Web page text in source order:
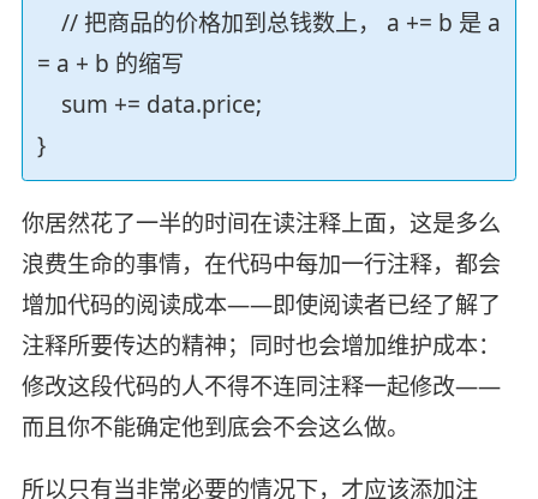
// 把商品的价格加到总钱数上， a += b 是 a
= a + b 的缩写
sum += data.price;
}
你居然花了一半的时间在读注释上面，这是多么
浪费生命的事情，在代码中每加一行注释，都会
增加代码的阅读成本——即使阅读者已经了解了
注释所要传达的精神；同时也会增加维护成本：
修改这段代码的人不得不连同注释一起修改——
而且你不能确定他到底会不会这么做。
所以只有当非常必要的情况下，才应该添加注